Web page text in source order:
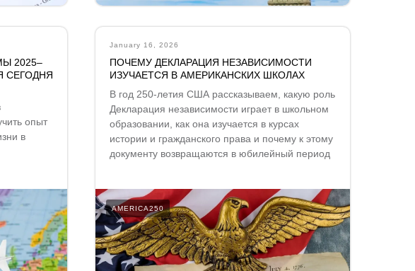
2025–
СЕГОДНЯ
опыт
в
January 16, 2026
ПОЧЕМУ ДЕКЛАРАЦИЯ НЕЗАВИСИМОСТИ
ИЗУЧАЕТСЯ В АМЕРИКАНСКИХ ШКОЛАХ
В год 250-летия США рассказываем, какую роль
Декларация независимости играет в школьном
образовании, как она изучается в курсах
истории и гражданского права и почему к этому
документу возвращаются в юбилейный период
AMERICA250